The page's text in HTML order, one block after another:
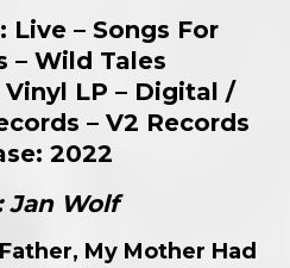
Live – Songs For
– Wild Tales
Vinyl LP – Digital /
– V2 Records
2022
Jan Wolf
My Mother Had